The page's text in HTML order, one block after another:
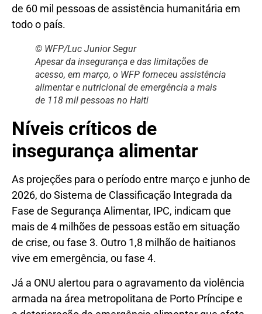
de 60 mil pessoas de assistência humanitária em
todo o país.
© WFP/Luc Junior Segur
Apesar da insegurança e das limitações de
acesso, em março, o WFP forneceu assistência
alimentar e nutricional de emergência a mais
de 118 mil pessoas no Haiti
Níveis críticos de
insegurança alimentar
As projeções para o período entre março e junho de
2026, do Sistema de Classificação Integrada da
Fase de Segurança Alimentar, IPC, indicam que
mais de 4 milhões de pessoas estão em situação
de crise, ou fase 3. Outro 1,8 milhão de haitianos
vive em emergência, ou fase 4.
Já a ONU alertou para o agravamento da violência
armada na área metropolitana de Porto Príncipe e